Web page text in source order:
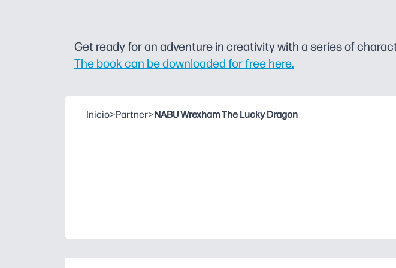
Get ready for an adventure in creativity with a series of
The book can be downloaded for free here.
Inicio>Partner>NABU Wrexham The Lucky Dragon